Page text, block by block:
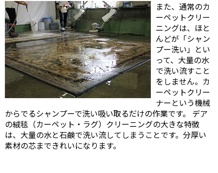
また、通常のカ
ーペットクリー
ニングは、ほと
んどが「シャン
プー洗い」とい
って、大量の水
で洗い流すこと
をしません。カ
ーペットクリー
ナーという機械
からでるシャンプーで洗い吸い取るだけの作業です。 デア
の絨毯（カーペット・ラグ）クリーニングの大きな特徴
は、大量の水と石鹸で洗い流してしまうことです。分厚い
素材の芯まできれいになります。